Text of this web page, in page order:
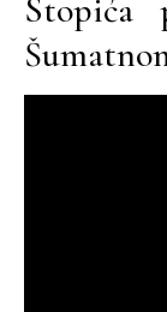
Stopića